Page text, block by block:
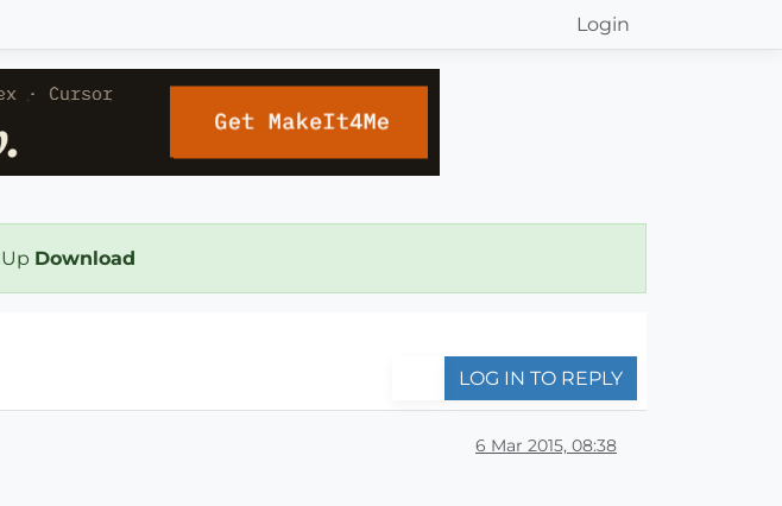
Login
Download
LOG IN TO REPLY
6 Mar 2015, 08:38